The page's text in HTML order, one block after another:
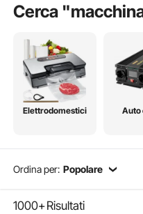
Cerca "
Elettrodomestici Auto
Ordina per: Popolare
1000+Risultati